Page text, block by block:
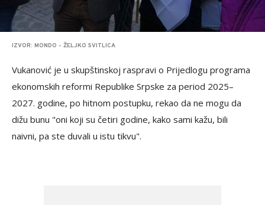
IZVOR: MONDO - ŽELJKO SVITLICA
Vukanović je u skupštinskoj raspravi o Prijedlogu programa
ekonomskih reformi Republike Srpske za period 2025–
2027. godine, po hitnom postupku, rekao da ne mogu da
dižu bunu "oni koji su četiri godine, kako sami kažu, bili
naivni, pa ste duvali u istu tikvu".